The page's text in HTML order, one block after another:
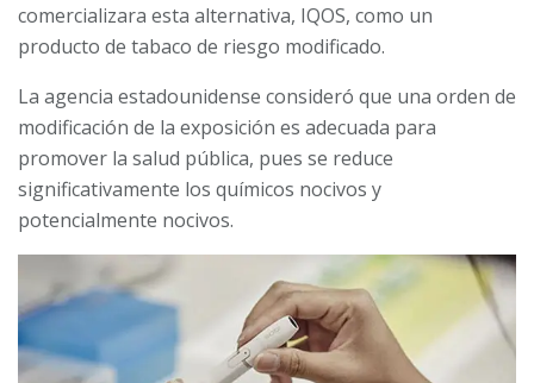
comercializara esta alternativa, IQOS, como un
producto de tabaco de riesgo modificado.
La agencia estadounidense consideró que una orden de
modificación de la exposición es adecuada para
promover la salud pública, pues se reduce
significativamente los químicos nocivos y
potencialmente nocivos.